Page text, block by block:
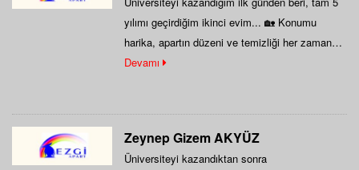
yılımı geçirdiğim ikinci evim... 🏡 Konumu
harika, apartın düzeni ve temizliği her zaman…
Devamı
Zeynep Gizem AKYÜZ
Üniversiteyi kazandıktan sonra